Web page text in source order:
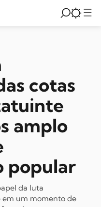
cotas
amplo
popular
da luta
um momento de